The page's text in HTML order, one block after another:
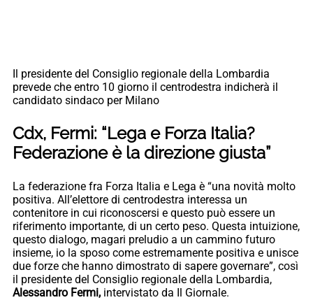
Il presidente del Consiglio regionale della Lombardia
prevede che entro 10 giorno il centrodestra indicherà il
candidato sindaco per Milano
Cdx, Fermi: “Lega e Forza Italia?
Federazione è la direzione giusta”
La federazione fra Forza Italia e Lega è “una novità molto
positiva. All’elettore di centrodestra interessa un
contenitore in cui riconoscersi e questo può essere un
riferimento importante, di un certo peso. Questa intuizione,
questo dialogo, magari preludio a un cammino futuro
insieme, io la sposo come estremamente positiva e unisce
due forze che hanno dimostrato di sapere governare”, così
il presidente del Consiglio regionale della Lombardia,
Alessandro Fermi, intervistato da Il Giornale.